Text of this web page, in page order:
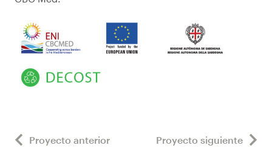
Proyecto anterior Proyecto siguiente